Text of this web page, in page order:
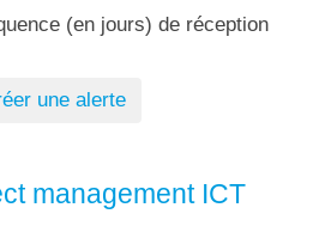
(en jours) de réception
une alerte
management ICT